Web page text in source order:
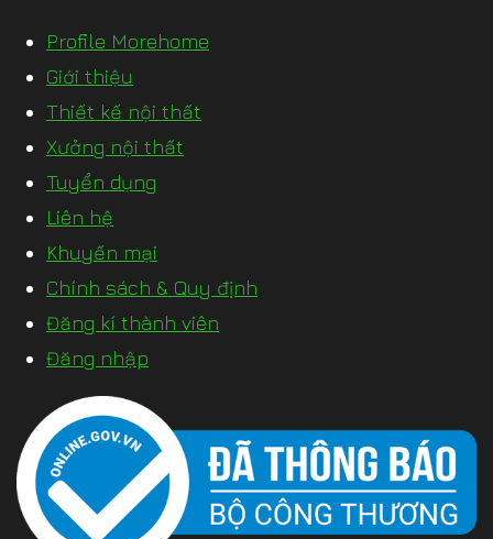
Profile Morehome
Giới thiệu
Thiết kế nội thất
Xưởng nội thất
Tuyển dụng
Liên hệ
Khuyến mại
Chính sách & Quy định
Đăng kí thành viên
Đăng nhập